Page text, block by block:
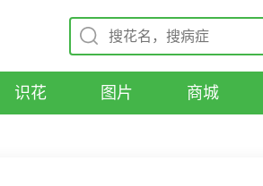
识花 图片 商城